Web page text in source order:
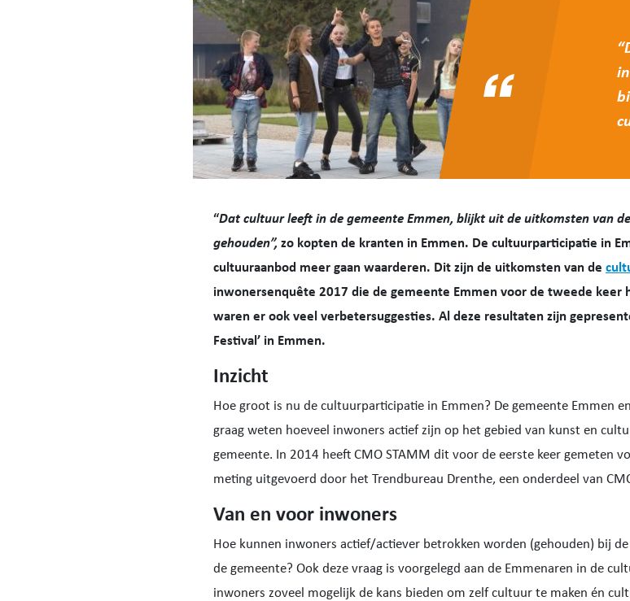
“Dat cultuur leeft in de gemeente Emmen, blijkt uit de uitkomsten van
gehouden”, zo kopten de kranten in Emmen. De cultuurparticipatie in
cultuuraanbod meer gaan waarderen. Dit zijn de uitkomsten van de
inwonersenquête 2017 die de gemeente Emmen voor de tweede keer
waren er ook veel verbetersuggesties. Al deze resultaten zijn
Festival’ in Emmen.
Inzicht
Hoe groot is nu de cultuurparticipatie in Emmen? De gemeente Emmen
graag weten hoeveel inwoners actief zijn op het gebied van kunst en
gemeente. In 2014 heeft CMO STAMM dit voor de eerste keer gemeten
meting uitgevoerd door het Trendbureau Drenthe, een onderdeel van
Van en voor inwoners
Hoe kunnen inwoners actief/actiever betrokken worden (gehouden) bij
de gemeente? Ook deze vraag is voorgelegd aan de Emmenaren in de
inwoners zoveel mogelijk de kans bieden om zelf cultuur te maken én